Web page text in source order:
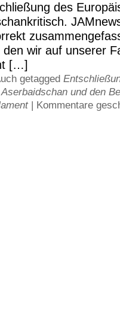
des
wir auf unserer
[…]
getagged
und den
| Kommentare